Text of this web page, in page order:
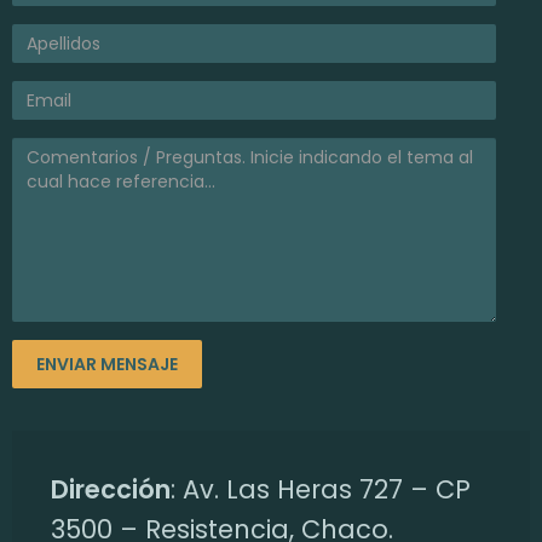
5
a
ñ
s
i
t
Dirección: Av. Las Heras 727 – CP
3500 – Resistencia, Chaco.